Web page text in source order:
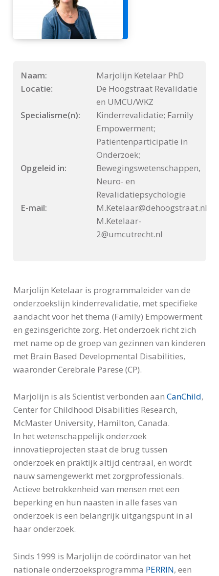
Naam:
Marjolijn Ketelaar PhD
Locatie:
De Hoogstraat Revalidatie
en UMCU/WKZ
Specialisme(n):
Kinderrevalidatie; Family
Empowerment;
Patiëntenparticipatie in
Onderzoek;
Opgeleid in:
Bewegingswetenschappen,
Neuro- en
Revalidatiepsychologie
E-mail:
M.Ketelaar@dehoogstraat.nl
M.Ketelaar-
2@umcutrecht.nl
Marjolijn Ketelaar is programmaleider van de
onderzoekslijn kinderrevalidatie, met specifieke
aandacht voor het thema (Family) Empowerment
en gezinsgerichte zorg. Het onderzoek richt zich
met name op de groep van gezinnen van kinderen
met Brain Based Developmental Disabilities,
waaronder Cerebrale Parese (CP).
Marjolijn is als Scientist verbonden aan CanChild,
Center for Childhood Disabilities Research,
McMaster University, Hamilton, Canada.
In het wetenschappelijk onderzoek
innovatieprojecten staat de brug tussen
onderzoek en praktijk altijd centraal, en wordt
nauw samengewerkt met zorgprofessionals.
Actieve betrokkenheid van mensen met een
beperking en hun naasten in alle fases van
onderzoek is een belangrijk uitgangspunt in al
haar onderzoek.
Sinds 1999 is Marjolijn de coördinator van het
nationale onderzoeksprogramma PERRIN, een